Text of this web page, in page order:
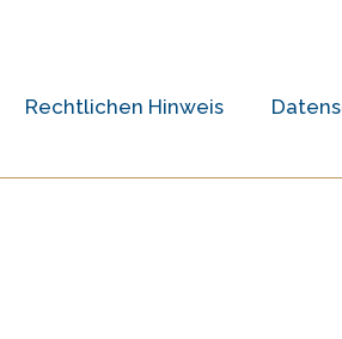
Rechtlichen Hinweis